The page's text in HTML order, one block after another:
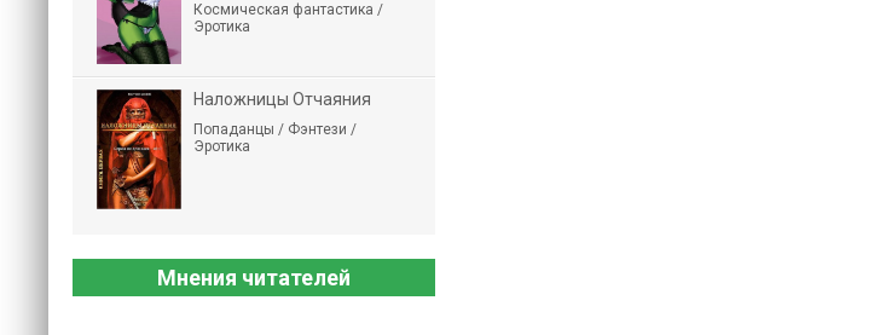
Космическая фантастика /
Эротика
Наложницы Отчаяния
Попаданцы / Фэнтези /
Эротика
Мнения читателей